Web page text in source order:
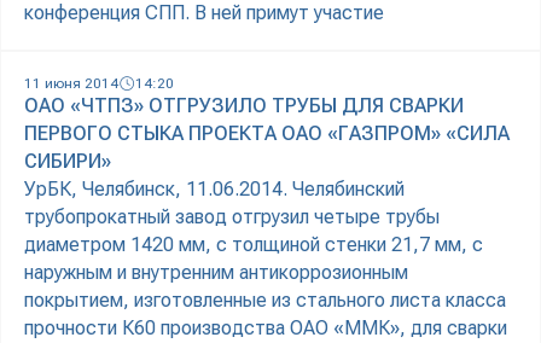
конференция СПП. В ней примут участие
11 июня 2014 14:20
ОАО «ЧТПЗ» ОТГРУЗИЛО ТРУБЫ ДЛЯ СВАРКИ
ПЕРВОГО СТЫКА ПРОЕКТА ОАО «ГАЗПРОМ» «СИЛА
СИБИРИ»
УрБК, Челябинск, 11.06.2014. Челябинский
трубопрокатный завод отгрузил четыре трубы
диаметром 1420 мм, с толщиной стенки 21,7 мм, с
наружным и внутренним антикоррозионным
покрытием, изготовленные из стального листа класса
прочности К60 производства ОАО «ММК», для сварки